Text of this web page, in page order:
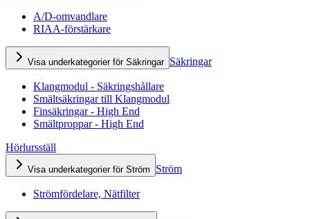
A/D-omvandlare
RIAA-förstärkare
Visa underkategorier för Säkringar Säkringar
Klangmodul - Säkringshållare
Smältsäkringar till Klangmodul
Finsäkringar - High End
Smältproppar - High End
Hörlursställ
Visa underkategorier för Ström Ström
Strömfördelare, Nätfilter